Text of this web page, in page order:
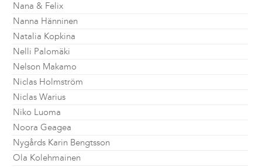
Nana & Felix
Nanna Hänninen
Natalia Kopkina
Nelli Palomäki
Nelson Makamo
Niclas Holmström
Niclas Warius
Niko Luoma
Noora Geagea
Nygårds Karin Bengtsson
Ola Kolehmainen